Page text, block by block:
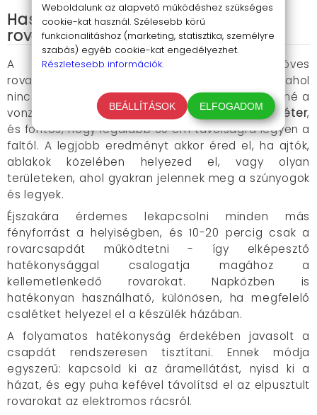
Használati útmutató az UV
rovarcsapdához
A bámulatos hatékonyságú UV fénycsöves
rovarcsapdát lehetőleg olyan helyre helyezd, ahol
nincs erős fény a közelben, hiszen ez csökkentené a
vonzó hatását.Optimális magassága 0,8-1,2 méter,
és fontos, hogy legalább 30 cm távolságra legyen a
faltól. A legjobb eredményt akkor éred el, ha ajtók,
ablakok közelében helyezed el, vagy olyan
területeken, ahol gyakran jelennek meg a szúnyogok
és legyek.
Éjszakára érdemes lekapcsolni minden más
fényforrást a helyiségben, és 10-20 percig csak a
rovarcsapdát működtetni - így elképesztő
hatékonysággal csalogatja magához a
kellemetlenkedő rovarokat. Napközben is
hatékonyan használható, különösen, ha megfelelő
csalétket helyezel el a készülék házában.
A folyamatos hatékonyság érdekében javasolt a
csapdát rendszeresen tisztítani. Ennek módja
egyszerű: kapcsold ki az áramellátást, nyisd ki a
házat, és egy puha kefével távolítsd el az elpusztult
rovarokat az elektromos rácsról.
Weboldalunk az alapvető működéshez szükséges
cookie-kat használ. Szélesebb körű
funkcionalitáshoz (marketing, statisztika, személyre
szabás) egyéb cookie-kat engedélyezhet.
Részletesebb információk.
BEÁLLÍTÁSOK ELFOGADOM